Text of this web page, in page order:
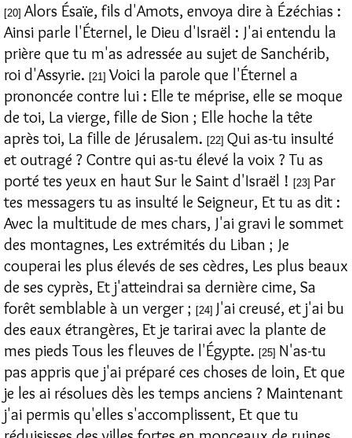
[20] Alors Ésaïe, fils d'Amots, envoya dire à Ézéchias :
Ainsi parle l'Éternel, le Dieu d'Israël : J'ai entendu la
prière que tu m'as adressée au sujet de Sanchérib,
roi d'Assyrie. [21] Voici la parole que l'Éternel a
prononcée contre lui : Elle te méprise, elle se moque
de toi, La vierge, fille de Sion ; Elle hoche la tête
après toi, La fille de Jérusalem. [22] Qui as-tu insulté
et outragé ? Contre qui as-tu élevé la voix ? Tu as
porté tes yeux en haut Sur le Saint d'Israël ! [23] Par
tes messagers tu as insulté le Seigneur, Et tu as dit :
Avec la multitude de mes chars, J'ai gravi le sommet
des montagnes, Les extrémités du Liban ; Je
couperai les plus élevés de ses cèdres, Les plus beaux
de ses cyprès, Et j'atteindrai sa dernière cime, Sa
forêt semblable à un verger ; [24] J'ai creusé, et j'ai bu
des eaux étrangères, Et je tarirai avec la plante de
mes pieds Tous les fleuves de l'Égypte. [25] N'as-tu
pas appris que j'ai préparé ces choses de loin, Et que
je les ai résolues dès les temps anciens ? Maintenant
j'ai permis qu'elles s'accomplissent, Et que tu